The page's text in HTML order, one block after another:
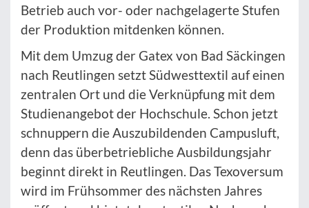
Betrieb auch vor- oder nachgelagerte Stufen
der Produktion mitdenken können.
Mit dem Umzug der Gatex von Bad Säckingen
nach Reutlingen setzt Südwesttextil auf einen
zentralen Ort und die Verknüpfung mit dem
Studienangebot der Hochschule. Schon jetzt
schnuppern die Auszubildenden Campusluft,
denn das überbetriebliche Ausbildungsjahr
beginnt direkt in Reutlingen. Das Texoversum
wird im Frühsommer des nächsten Jahres